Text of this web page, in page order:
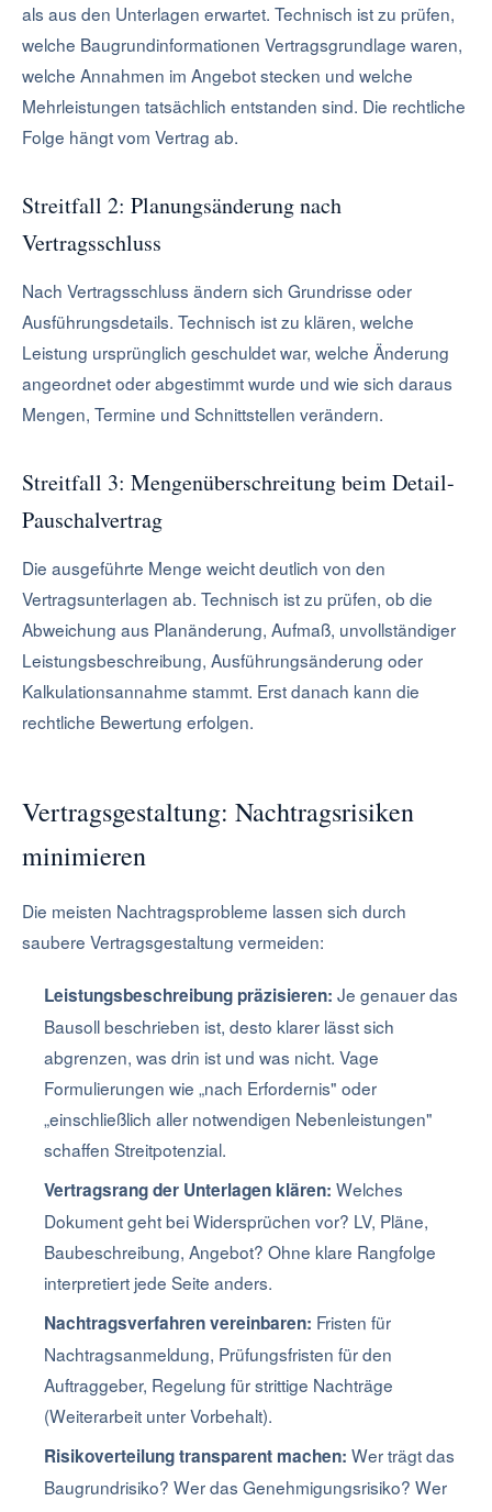
als aus den Unterlagen erwartet. Technisch ist zu prüfen,
welche Baugrundinformationen Vertragsgrundlage waren,
welche Annahmen im Angebot stecken und welche
Mehrleistungen tatsächlich entstanden sind. Die rechtliche
Folge hängt vom Vertrag ab.
Streitfall 2: Planungsänderung nach
Vertragsschluss
Nach Vertragsschluss ändern sich Grundrisse oder
Ausführungsdetails. Technisch ist zu klären, welche
Leistung ursprünglich geschuldet war, welche Änderung
angeordnet oder abgestimmt wurde und wie sich daraus
Mengen, Termine und Schnittstellen verändern.
Streitfall 3: Mengenüberschreitung beim Detail-
Pauschalvertrag
Die ausgeführte Menge weicht deutlich von den
Vertragsunterlagen ab. Technisch ist zu prüfen, ob die
Abweichung aus Planänderung, Aufmaß, unvollständiger
Leistungsbeschreibung, Ausführungsänderung oder
Kalkulationsannahme stammt. Erst danach kann die
rechtliche Bewertung erfolgen.
Vertragsgestaltung: Nachtragsrisiken
minimieren
Die meisten Nachtragsprobleme lassen sich durch
saubere Vertragsgestaltung vermeiden:
Leistungsbeschreibung präzisieren: Je genauer das
Bausoll beschrieben ist, desto klarer lässt sich
abgrenzen, was drin ist und was nicht. Vage
Formulierungen wie „nach Erfordernis" oder
„einschließlich aller notwendigen Nebenleistungen"
schaffen Streitpotenzial.
Vertragsrang der Unterlagen klären: Welches
Dokument geht bei Widersprüchen vor? LV, Pläne,
Baubeschreibung, Angebot? Ohne klare Rangfolge
interpretiert jede Seite anders.
Nachtragsverfahren vereinbaren: Fristen für
Nachtragsanmeldung, Prüfungsfristen für den
Auftraggeber, Regelung für strittige Nachträge
(Weiterarbeit unter Vorbehalt).
Risikoverteilung transparent machen: Wer trägt das
Baugrundrisiko? Wer das Genehmigungsrisiko? Wer